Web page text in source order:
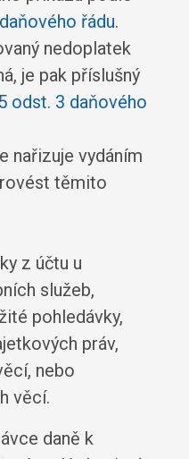
řádu.
nedoplatek
je pak příslušný
odst. 3 daňového
nařizuje vydáním
těmito
z účtu u
služeb,
pohledávky,
práv,
nebo
věcí.
daně k